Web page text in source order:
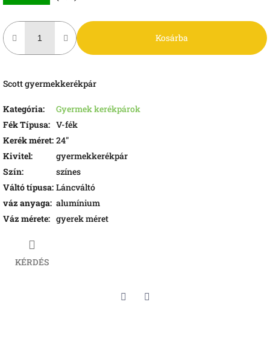
Kosárba
Scott gyermekkerékpár
Kategória:
Gyermek kerékpárok
Fék Típusa: V-fék
Kerék méret: 24"
Kivitel:
gyermekkerékpár
Szín:
színes
Váltó típusa: Láncváltó
váz anyaga: alumínium
Váz mérete: gyerek méret
KÉRDÉS